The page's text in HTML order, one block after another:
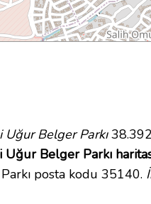
Belger Parkı
Belger Parkı
posta kodu 35140.